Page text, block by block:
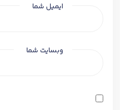
ایمیل شما
وبسایت شما